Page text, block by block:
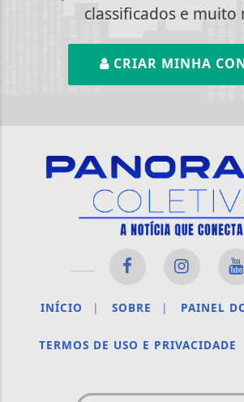
classificados e muito
CRIAR MINHA
INÍCIO | SOBRE | PAINEL
TERMOS DE USO E PRIVACIDADE